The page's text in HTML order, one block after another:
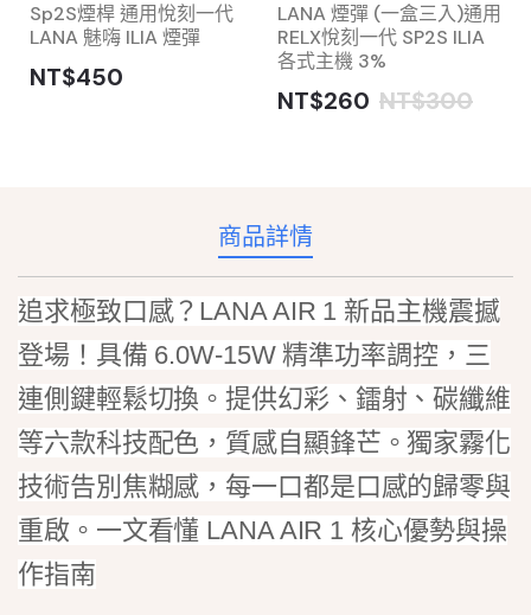
Sp2S煙桿 通用悅刻一代
LANA 魅嗨 ILIA 煙彈
NT$450
LANA 煙彈 (一盒三入)通用
RELX悅刻一代 SP2S ILIA
各式主機 3%
NT$260 NT$300
商品詳情
追求極致口感？LANA AIR 1 新品主機震撼
登場！具備 6.0W-15W 精準功率調控，三
連側鍵輕鬆切換。提供幻彩、鐳射、碳纖維
等六款科技配色，質感自顯鋒芒。獨家霧化
技術告別焦糊感，每一口都是口感的歸零與
重啟。一文看懂 LANA AIR 1 核心優勢與操
作指南